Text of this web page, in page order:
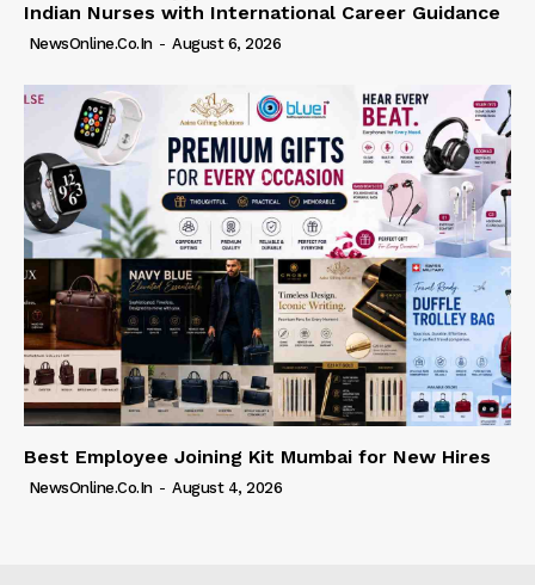
Indian Nurses with International Career Guidance
NewsOnline.co.in - August 6, 2026
Best Employee Joining Kit Mumbai for New Hires
NewsOnline.co.in - August 4, 2026